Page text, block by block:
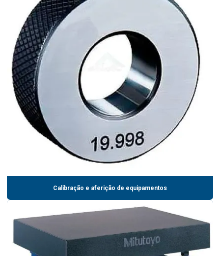
Calibração e aferição de equipamentos